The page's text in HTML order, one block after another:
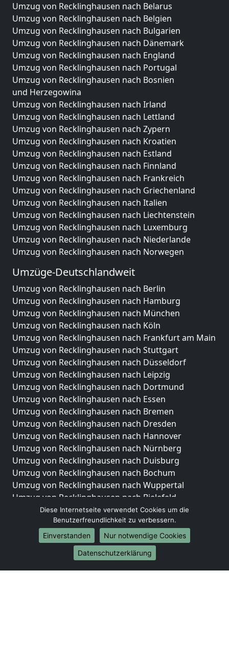
Umzug von Recklinghausen nach Belarus
Umzug von Recklinghausen nach Belgien
Umzug von Recklinghausen nach Bulgarien
Umzug von Recklinghausen nach Dänemark
Umzug von Recklinghausen nach England
Umzug von Recklinghausen nach Portugal
Umzug von Recklinghausen nach Bosnien
und Herzegowina
Umzug von Recklinghausen nach Irland
Umzug von Recklinghausen nach Lettland
Umzug von Recklinghausen nach Zypern
Umzug von Recklinghausen nach Kroatien
Umzug von Recklinghausen nach Estland
Umzug von Recklinghausen nach Finnland
Umzug von Recklinghausen nach Frankreich
Umzug von Recklinghausen nach Griechenland
Umzug von Recklinghausen nach Italien
Umzug von Recklinghausen nach Liechtenstein
Umzug von Recklinghausen nach Luxemburg
Umzug von Recklinghausen nach Niederlande
Umzug von Recklinghausen nach Norwegen
Umzüge-Deutschlandweit
Umzug von Recklinghausen nach Berlin
Umzug von Recklinghausen nach Hamburg
Umzug von Recklinghausen nach München
Umzug von Recklinghausen nach Köln
Umzug von Recklinghausen nach Frankfurt am Main
Umzug von Recklinghausen nach Stuttgart
Umzug von Recklinghausen nach Düsseldorf
Umzug von Recklinghausen nach Leipzig
Umzug von Recklinghausen nach Dortmund
Umzug von Recklinghausen nach Essen
Umzug von Recklinghausen nach Bremen
Umzug von Recklinghausen nach Dresden
Umzug von Recklinghausen nach Hannover
Umzug von Recklinghausen nach Nürnberg
Umzug von Recklinghausen nach Duisburg
Umzug von Recklinghausen nach Bochum
Umzug von Recklinghausen nach Wuppertal
Umzug von Recklinghausen nach Bielefeld
Umzug von Recklinghausen nach Bonn
Umzug von Recklinghausen nach Münster
Internationale-Umzüge
Umzug von Recklinghausen nach Brasilien
Umzug von Recklinghausen nach Brunei
Diese Internetseite verwendet Cookies um die
Benutzerfreundlichkeit zu verbessern.
Einverstanden
Nur notwendige Cookies
Datenschutzerklärung